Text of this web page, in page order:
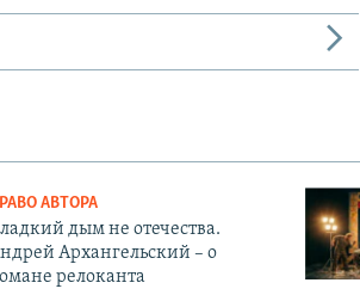
АВТОРА
дым не отечества.
Архангельский – о
релоканта